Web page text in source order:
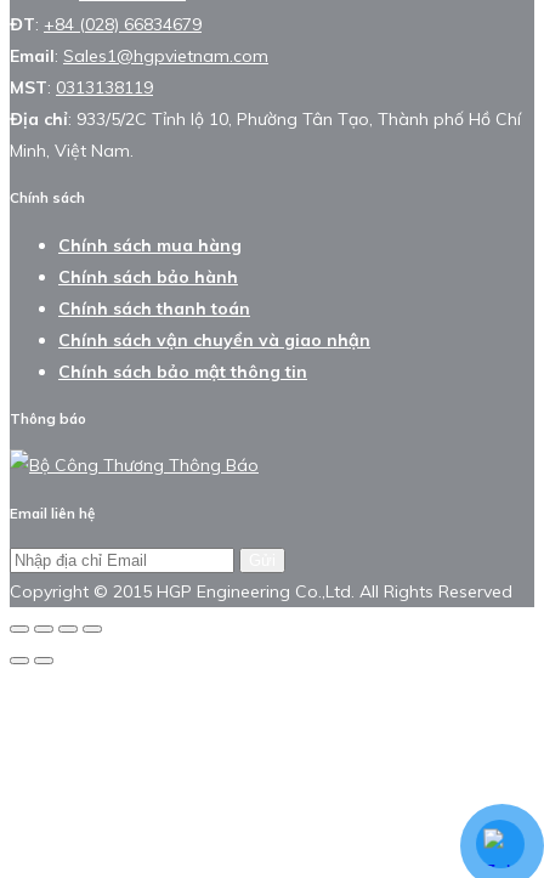
ĐT: +84 (028) 66834679
Email: Sales1@hgpvietnam.com
MST: 0313138119
Địa chỉ: 933/5/2C Tỉnh lộ 10, Phường Tân Tạo, Thành phố Hồ Chí
Minh, Việt Nam.
Chính sách
Chính sách mua hàng
Chính sách bảo hành
Chính sách thanh toán
Chính sách vận chuyển và giao nhận
Chính sách bảo mật thông tin
Thông báo
Email liên hệ
Copyright © 2015 HGP Engineering Co.,Ltd. All Rights Reserved